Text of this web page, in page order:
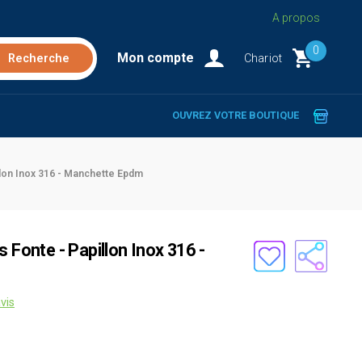
A propos
Mon compte Chariot
0
OUVREZ VOTRE BOUTIQUE
Inox 316 - Manchette Epdm
Fonte - Papillon Inox 316 -